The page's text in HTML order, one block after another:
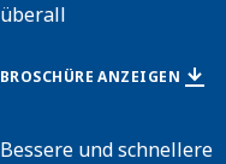
überall​ ​
BROSCHÜRE ANZEIGEN​
Bessere und schnellere